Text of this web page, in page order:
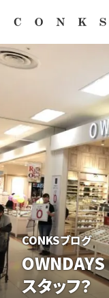
CONKSブログ
OWNDAYS
スタッフ？